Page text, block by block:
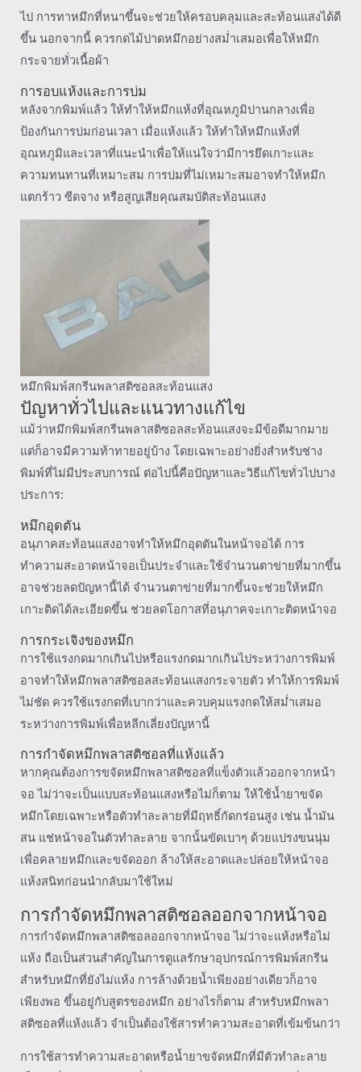
ไป การทาหมึกที่หนาขึ้นจะช่วยให้ครอบคลุมและสะท้อนแสงได้ดี
ขึ้น นอกจากนี้ ควรกดไม้ปาดหมึกอย่างสม่ำเสมอเพื่อให้หมึก
กระจายทั่วเนื้อผ้า
การอบแห้งและการบ่ม
หลังจากพิมพ์แล้ว ให้ทำให้หมึกแห้งที่อุณหภูมิปานกลางเพื่อ
ป้องกันการบ่มก่อนเวลา เมื่อแห้งแล้ว ให้ทำให้หมึกแห้งที่
อุณหภูมิและเวลาที่แนะนำเพื่อให้แน่ใจว่ามีการยึดเกาะและ
ความทนทานที่เหมาะสม การบ่มที่ไม่เหมาะสมอาจทำให้หมึก
แตกร้าว ซีดจาง หรือสูญเสียคุณสมบัติสะท้อนแสง
หมึกพิมพ์สกรีนพลาสติซอลสะท้อนแสง
ปัญหาทั่วไปและแนวทางแก้ไข
แม้ว่าหมึกพิมพ์สกรีนพลาสติซอลสะท้อนแสงจะมีข้อดีมากมาย
แต่ก็อาจมีความท้าทายอยู่บ้าง โดยเฉพาะอย่างยิ่งสำหรับช่าง
พิมพ์ที่ไม่มีประสบการณ์ ต่อไปนี้คือปัญหาและวิธีแก้ไขทั่วไปบาง
ประการ:
หมึกอุดตัน
อนุภาคสะท้อนแสงอาจทำให้หมึกอุดตันในหน้าจอได้ การ
ทำความสะอาดหน้าจอเป็นประจำและใช้จำนวนตาข่ายที่มากขึ้น
อาจช่วยลดปัญหานี้ได้ จำนวนตาข่ายที่มากขึ้นจะช่วยให้หมึก
เกาะติดได้ละเอียดขึ้น ช่วยลดโอกาสที่อนุภาคจะเกาะติดหน้าจอ
การกระเจิงของหมึก
การใช้แรงกดมากเกินไปหรือแรงกดมากเกินไประหว่างการพิมพ์
อาจทำให้หมึกพลาสติซอลสะท้อนแสงกระจายตัว ทำให้การพิมพ์
ไม่ชัด ควรใช้แรงกดที่เบากว่าและควบคุมแรงกดให้สม่ำเสมอ
ระหว่างการพิมพ์เพื่อหลีกเลี่ยงปัญหานี้
การกำจัดหมึกพลาสติซอลที่แห้งแล้ว
หากคุณต้องการขจัดหมึกพลาสติซอลที่แข็งตัวแล้วออกจากหน้า
จอ ไม่ว่าจะเป็นแบบสะท้อนแสงหรือไม่ก็ตาม ให้ใช้น้ำยาขจัด
หมึกโดยเฉพาะหรือตัวทำละลายที่มีฤทธิ์กัดกร่อนสูง เช่น น้ำมัน
สน แช่หน้าจอในตัวทำละลาย จากนั้นขัดเบาๆ ด้วยแปรงขนนุ่ม
เพื่อคลายหมึกและขจัดออก ล้างให้สะอาดและปล่อยให้หน้าจอ
แห้งสนิทก่อนนำกลับมาใช้ใหม่
การกำจัดหมึกพลาสติซอลออกจากหน้าจอ
การกำจัดหมึกพลาสติซอลออกจากหน้าจอ ไม่ว่าจะแห้งหรือไม่
แห้ง ถือเป็นส่วนสำคัญในการดูแลรักษาอุปกรณ์การพิมพ์สกรีน
สำหรับหมึกที่ยังไม่แห้ง การล้างด้วยน้ำเพียงอย่างเดียวก็อาจ
เพียงพอ ขึ้นอยู่กับสูตรของหมึก อย่างไรก็ตาม สำหรับหมึกพลา
สติซอลที่แห้งแล้ว จำเป็นต้องใช้สารทำความสะอาดที่เข้มข้นกว่า
การใช้สารทำความสะอาดหรือน้ำยาขจัดหมึกที่มีตัวทำละลาย